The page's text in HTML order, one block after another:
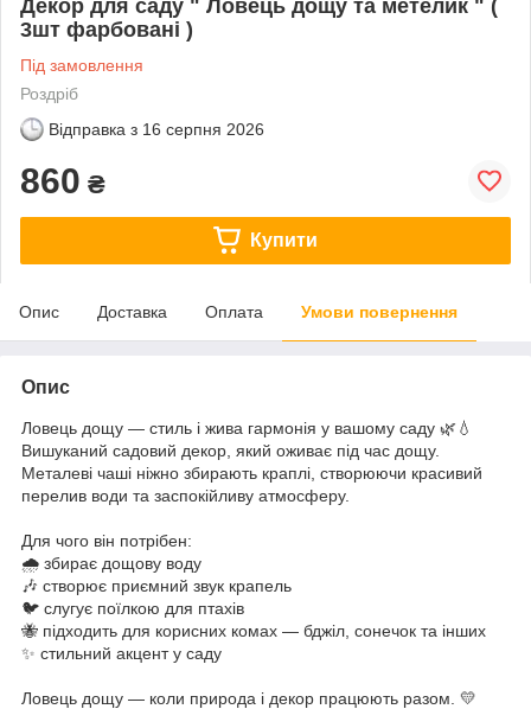
Декор для саду " Ловець дощу та метелик " (
3шт фарбовані )
Під замовлення
Роздріб
Відправка з 16 серпня 2026
860 ₴
Купити
Опис Доставка Оплата Умови повернення
Опис
Ловець дощу — стиль і жива гармонія у вашому саду 🌿💧
Вишуканий садовий декор, який оживає під час дощу.
Металеві чаші ніжно збирають краплі, створюючи красивий
перелив води та заспокійливу атмосферу.
Для чого він потрібен:
🌧️ збирає дощову воду
🎶 створює приємний звук крапель
🐦 слугує поїлкою для птахів
🐝 підходить для корисних комах — бджіл, сонечок та інших
✨ стильний акцент у саду
Ловець дощу — коли природа і декор працюють разом. 💛